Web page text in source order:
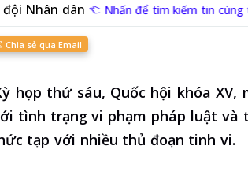
Nhân dân Nhấn để tìm kiếm tin cùng
Chia sẻ qua Email
họp thứ sáu, Quốc hội khóa XV,
tình trạng vi phạm pháp luật và
tạp với nhiều thủ đoạn tinh vi.